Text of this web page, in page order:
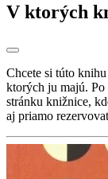
V ktorých
Chcete si túto
ktorých ju majú. Po
stránku knižnice,
aj priamo